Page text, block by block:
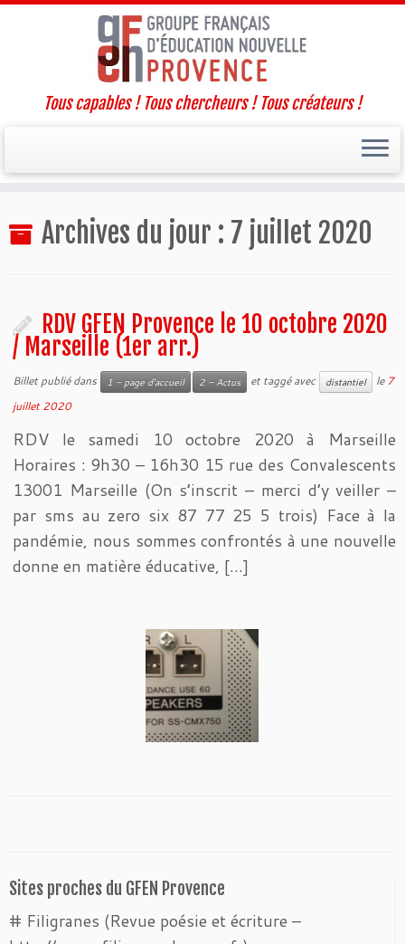
au
Tous capables ! Tous chercheurs ! Tous créateurs !
Archives du jour : 7 juillet 2020
RDV GFEN Provence le 10 octobre 2020
/ Marseille (1er arr.)
Billet publié dans 1 - page d'accueil 2 - Actus et taggé avec distantiel le 7
juillet 2020
RDV le samedi 10 octobre 2020 à Marseille
Horaires : 9h30 – 16h30 15 rue des Convalescents
13001 Marseille (On s’inscrit – merci d’y veiller –
par sms au zero six 87 77 25 5 trois) Face à la
pandémie, nous sommes confrontés à une nouvelle
donne en matière éducative, […]
Sites proches du GFEN Provence
# Filigranes (Revue poésie et écriture –